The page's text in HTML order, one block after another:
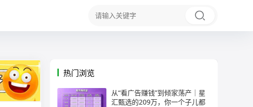
热门浏览
从“看广告赚钱”到倾家荡产｜星
汇甄选的209万，你一个子儿都